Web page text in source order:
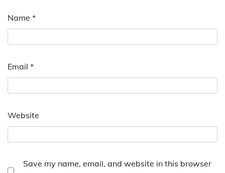
Name *
Email *
Website
Save my name, email, and website in this browser